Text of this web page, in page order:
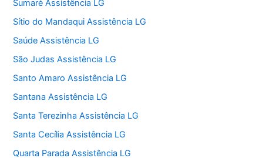
Sumaré Assistência LG
Sítio do Mandaqui Assistência LG
Saúde Assistência LG
São Judas Assistência LG
Santo Amaro Assistência LG
Santana Assistência LG
Santa Terezinha Assistência LG
Santa Cecília Assistência LG
Quarta Parada Assistência LG